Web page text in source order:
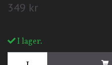
349 kr
I lager.